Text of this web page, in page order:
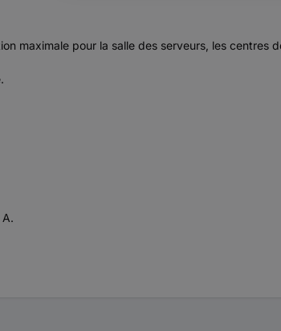
maximale pour la salle des serveurs, les centres